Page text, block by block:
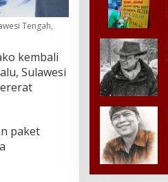
Tengah,
kembali
Sulawesi
paket